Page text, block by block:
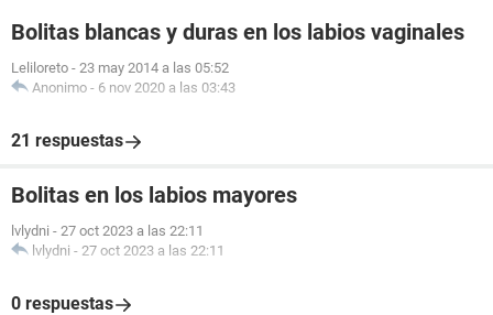
Bolitas blancas y duras en los labios vaginales
Leliloreto - 23 may 2014 a las 05:52
Anonimo - 6 nov 2020 a las 03:43
21 respuestas
Bolitas en los labios mayores
lvlydni - 27 oct 2023 a las 22:11
lvlydni - 27 oct 2023 a las 22:11
0 respuestas